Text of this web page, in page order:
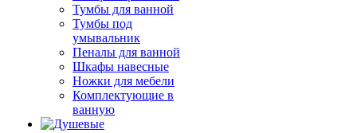
Тумбы для ванной
Тумбы под
умывальник
Пеналы для ванной
Шкафы навесные
Ножки для мебели
Комплектующие в
ванную